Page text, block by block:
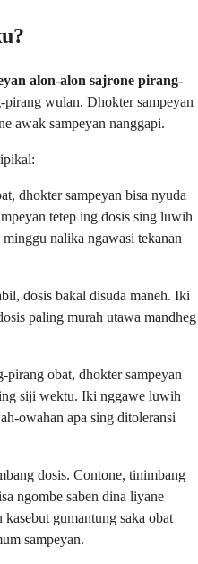
alon-alon sajrone pirang-
pirang wulan. Dhokter sampeyan
awak sampeyan nanggapi.
dhokter sampeyan bisa nyuda
tetep ing dosis sing luwih
nalika ngawasi tekanan
dosis bakal disuda maneh. Iki
paling murah utawa mandheg
pirang obat, dhokter sampeyan
siji wektu. Iki nggawe luwih
owahan apa sing ditoleransi
dosis. Contone, tinimbang
ngombe saben dina liyane
gumantung saka obat
sampeyan.